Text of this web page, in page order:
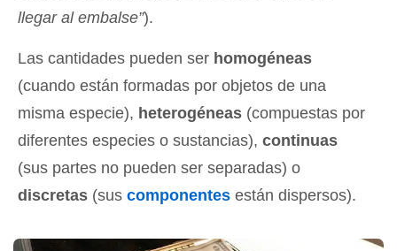
llegar al embalse”).
Las cantidades pueden ser homogéneas
(cuando están formadas por objetos de una
misma especie), heterogéneas (compuestas por
diferentes especies o sustancias), continuas
(sus partes no pueden ser separadas) o
discretas (sus componentes están dispersos).